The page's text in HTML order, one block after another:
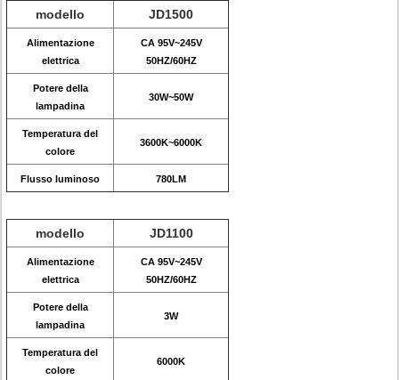
modello JD1500
Alimentazione
elettrica
CA 95V~245V
50HZ/60HZ
Potere della
lampadina
30W~50W
Temperatura del
colore
3600K~6000K
Flusso luminoso 780LM
modello JD1100
Alimentazione
elettrica
CA 95V~245V
50HZ/60HZ
Potere della
lampadina
3W
Temperatura del
colore
6000K